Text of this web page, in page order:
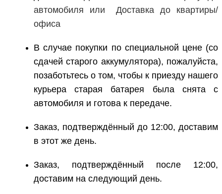
автомобиля или
Доставка до квартиры/
офиса
В случае покупки по специальной цене (со
сдачей старого аккумулятора), пожалуйста,
позаботьтесь о том, чтобы к приезду нашего
курьера старая батарея была снята с
автомобиля и готова к передаче.
Заказ, подтверждённый до 12:00, доставим
в этот же день.
Заказ, подтверждённый после 12:00,
доставим на следующий день.